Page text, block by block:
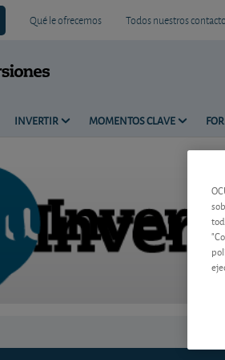
Qué le ofrecemos Todos nuestros
INVERTIR MOMENTOS CLAVE